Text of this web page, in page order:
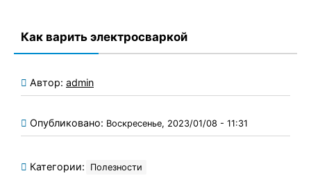
Как варить электросваркой
Автор: admin
Опубликовано: Воскресенье, 2023/01/08 - 11:31
Категории: Полезности